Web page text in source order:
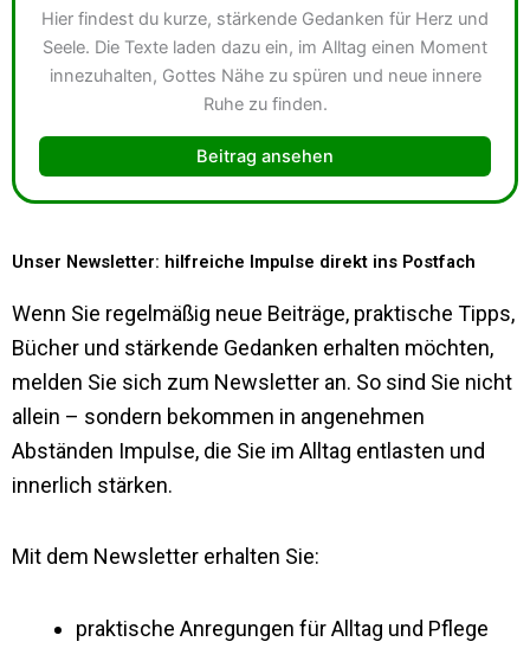
Hier findest du kurze, stärkende Gedanken für Herz und
Seele. Die Texte laden dazu ein, im Alltag einen Moment
innezuhalten, Gottes Nähe zu spüren und neue innere
Ruhe zu finden.
Beitrag ansehen
Unser Newsletter: hilfreiche Impulse direkt ins Postfach
Wenn Sie regelmäßig neue Beiträge, praktische Tipps,
Bücher und stärkende Gedanken erhalten möchten,
melden Sie sich zum Newsletter an. So sind Sie nicht
allein – sondern bekommen in angenehmen
Abständen Impulse, die Sie im Alltag entlasten und
innerlich stärken.
Mit dem Newsletter erhalten Sie:
praktische Anregungen für Alltag und Pflege